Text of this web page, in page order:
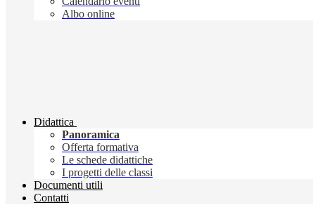
Albo online
Didattica
Panoramica
Offerta formativa
Le schede didattiche
I progetti delle classi
Documenti utili
Contatti